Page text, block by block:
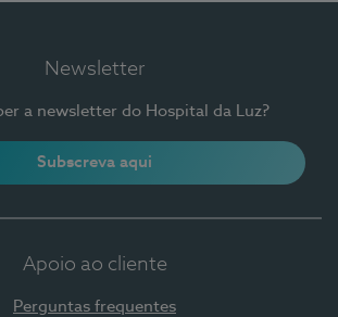
Newsletter
a newsletter do Hospital da Luz?
Subscreva aqui
Apoio ao cliente
Perguntas frequentes